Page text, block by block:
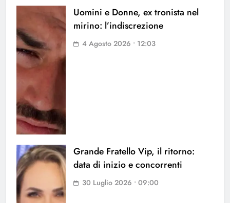
Uomini e Donne, ex tronista nel
mirino: l’indiscrezione
4 Agosto 2026 • 12:03
Grande Fratello Vip, il ritorno:
data di inizio e concorrenti
30 Luglio 2026 • 09:00